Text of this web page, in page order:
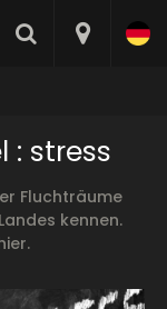
: stress
Fluchträume
kennen.